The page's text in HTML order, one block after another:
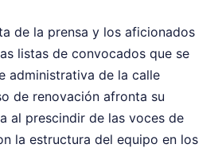
de la prensa y los aficionados
listas de convocados que se
administrativa de la calle
de renovación afronta su
al prescindir de las voces de
la estructura del equipo en los